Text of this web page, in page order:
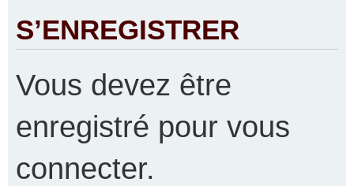
S’ENREGISTRER
Vous devez être
enregistré pour vous
connecter.